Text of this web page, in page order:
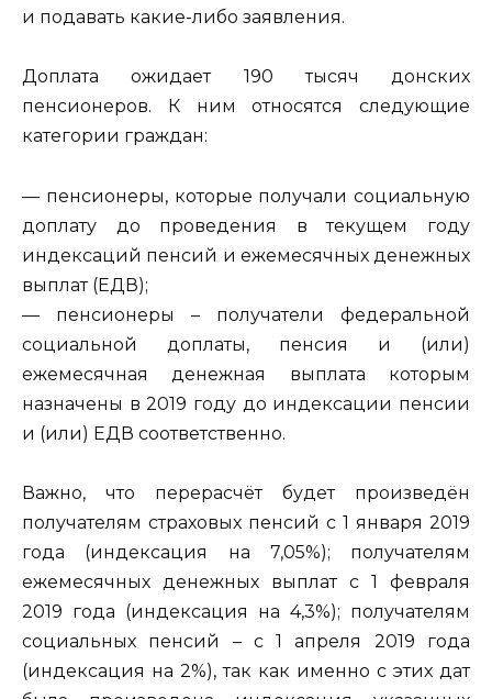
и подавать какие-либо заявления.
Доплата ожидает 190 тысяч донских
пенсионеров. К ним относятся следующие
категории граждан:
— пенсионеры, которые получали социальную
доплату до проведения в текущем году
индексаций пенсий и ежемесячных денежных
выплат (ЕДВ);
— пенсионеры – получатели федеральной
социальной доплаты, пенсия и (или)
ежемесячная денежная выплата которым
назначены в 2019 году до индексации пенсии
и (или) ЕДВ соответственно.
Важно, что перерасчёт будет произведён
получателям страховых пенсий с 1 января 2019
года (индексация на 7,05%); получателям
ежемесячных денежных выплат с 1 февраля
2019 года (индексация на 4,3%); получателям
социальных пенсий – с 1 апреля 2019 года
(индексация на 2%), так как именно с этих дат